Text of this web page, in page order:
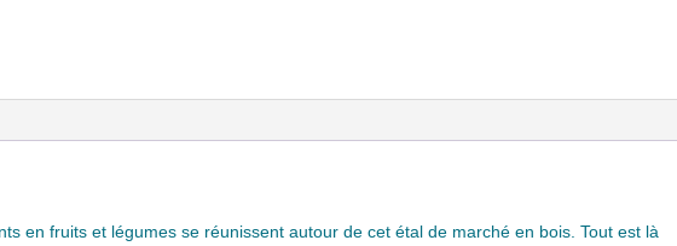
en fruits et légumes se réunissent autour de cet étal de marché en bois. Tout est là